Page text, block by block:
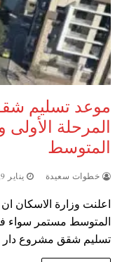
موعد تسليم
المرحلة الأولى
المتوسط
خطوات سعيدة يناير 9, 2016
اعلنت وزارة الاسكان
المتوسط مستمر سواء في
تسليم شقق مشروع